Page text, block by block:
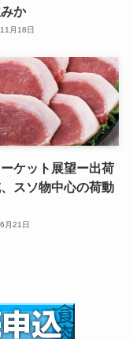
か
月18日
ケット展望ー出荷
スソ物中心の荷動
月21日